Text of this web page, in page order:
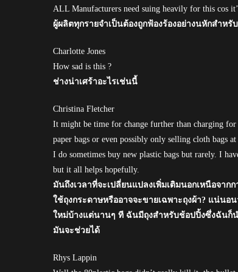
ALL Manufacturers need suing heavily for this cos
ผู้ผลิตทุกรายจำเป็นต้องถูกฟ้องร้องอย่างนหักสำห
Charlotte Jones
How sad is this ?
ช่างน่าเศร้าอะไรเช่นนี้
Christina Fletcher
It might be time for change further than charging for
paper bags or even possibly only selling cloth bags
I do sometimes buy new plastic bags but rarely. I
but it all helps hopefully.
มันถึงเวลาที่จะเปลี่ยนแปลงเพิ่มเติมนอกเหนือจา
ใช้ถุงกระดาษหรืออาจจะขายเฉพาะถุงผ้า? แน่น
ใหม่บ้างแต่นานๆ ที ฉันมีถุงสำหรับช้อปปิ้งซึ่งฉันก็
มันจะช่วยได้
Rhys Lappin